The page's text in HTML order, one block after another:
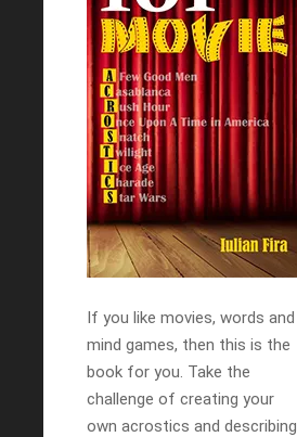
If you like movies, words and
mind games, then this is the
book for you. Take the
challenge of creating your
own acrostics and describing